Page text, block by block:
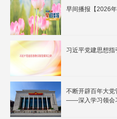
早间播报【2026年
习近平党建思想
不断开辟百年大
——深入学习领会